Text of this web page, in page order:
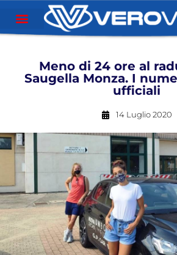
Meno di 24 ore al
Saugella Monza. I
ufficiali
14 Luglio 2020